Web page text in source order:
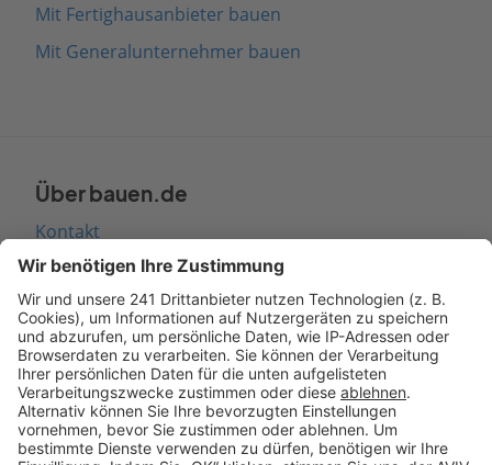
Mit Fertighausanbieter bauen
Mit Generalunternehmer bauen
Über bauen.de
Kontakt
Seitenaufbau
Barrierefreiheit
Cookie Einstellungen
Rechtliches
AGB-Übersicht